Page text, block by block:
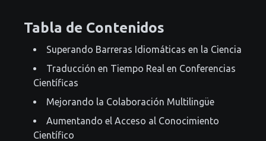
Tabla de Contenidos
Superando Barreras Idiomáticas en la Ciencia
Traducción en Tiempo Real en Conferencias
Científicas
Mejorando la Colaboración Multilingüe
Aumentando el Acceso al Conocimiento
Científico